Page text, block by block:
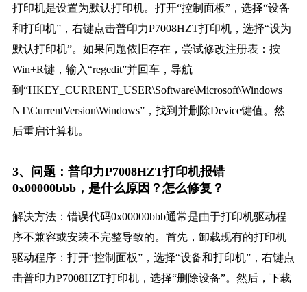
打印机是设置为默认打印机。打开“控制面板”，选择“设备
和打印机”，右键点击普印力P7008HZT打印机，选择“设为
默认打印机”。如果问题依旧存在，尝试修改注册表：按
Win+R键，输入“regedit”并回车，导航
到“HKEY_CURRENT_USER\Software\Microsoft\Windows
NT\CurrentVersion\Windows”，找到并删除Device键值。然
后重启计算机。
3、问题：普印力P7008HZT打印机报错
0x00000bbb，是什么原因？怎么修复？
解决方法：错误代码0x00000bbb通常是由于打印机驱动程
序不兼容或安装不完整导致的。首先，卸载现有的打印机
驱动程序：打开“控制面板”，选择“设备和打印机”，右键点
击普印力P7008HZT打印机，选择“删除设备”。然后，下载